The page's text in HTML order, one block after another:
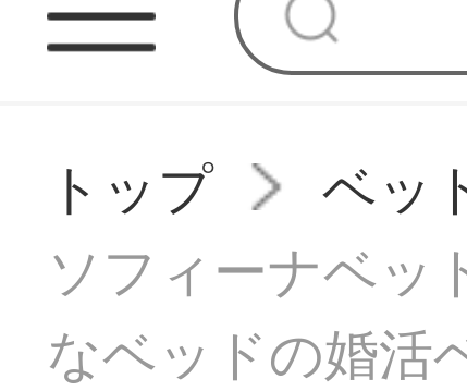
トップ
ベッ
ソフィーナベッ
なベッドの婚活